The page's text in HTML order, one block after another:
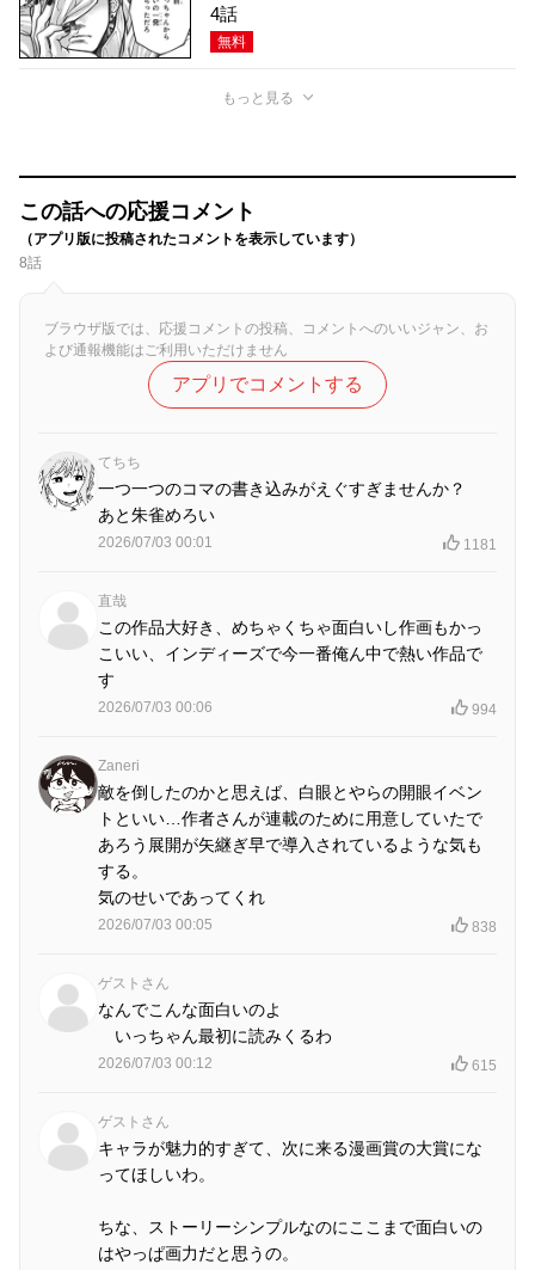
4話
無料
もっと見る
この話への応援コメント
（アプリ版に投稿されたコメントを表示しています）
8話
ブラウザ版では、応援コメントの投稿、コメントへのいいジャン、お
よび通報機能はご利用いただけません
アプリでコメントする
てちち
一つ一つのコマの書き込みがえぐすぎませんか？
あと朱雀めろい
2026/07/03 00:01 1181
直哉
この作品大好き、めちゃくちゃ面白いし作画もかっ
こいい、インディーズで今一番俺ん中で熱い作品で
す
2026/07/03 00:06 994
Zaneri
敵を倒したのかと思えば、白眼とやらの開眼イベン
トといい…作者さんが連載のために用意していたで
あろう展開が矢継ぎ早で導入されているような気も
する。
気のせいであってくれ
2026/07/03 00:05 838
ゲストさん
なんでこんな面白いのよ
いっちゃん最初に読みくるわ
2026/07/03 00:12 615
ゲストさん
キャラが魅力的すぎて、次に来る漫画賞の大賞にな
ってほしいわ。
ちな、ストーリーシンプルなのにここまで面白いの
はやっぱ画力だと思うの。